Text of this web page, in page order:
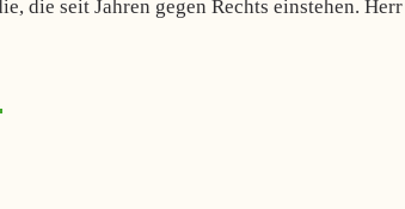
die seit Jahren gegen Rechts einstehen.